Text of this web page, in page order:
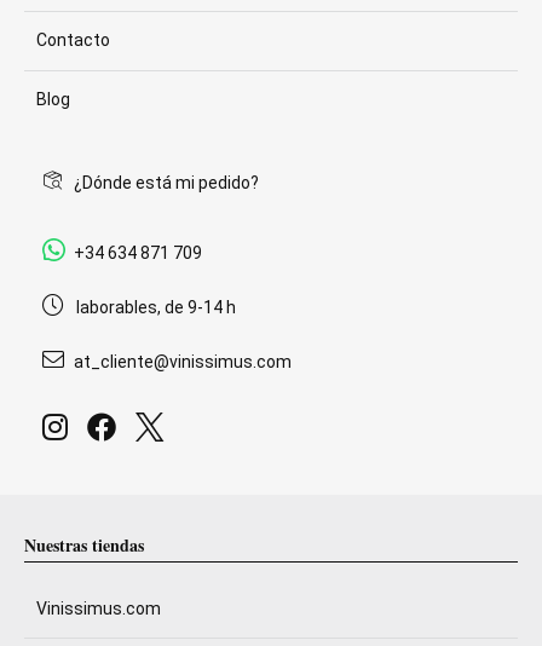
Contacto
Blog
¿Dónde está mi pedido?
+34 634 871 709
laborables, de 9-14 h
at_cliente@vinissimus.com
Nuestras tiendas
Vinissimus.com